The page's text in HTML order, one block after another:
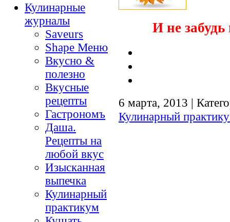
Кулинарные
журналы
Saveurs
Shape Меню
Вкусно &
полезно
Вкусные
рецепты
Гастрономъ
Даша.
Рецепты на
любой вкус
Изысканная
выпечка
Кулинарный
практикум
И не забудь
6 марта, 2013 |
Кулинарный